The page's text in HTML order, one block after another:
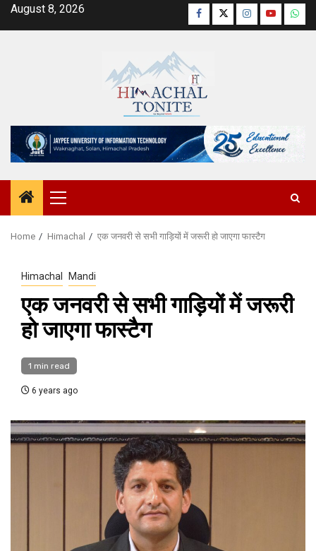
SkipAugust 8, 2026 Facebook
TwitterInstagram
YouTube
Primary
Menu
Home Himachal एक जनवरी से सभी गाड़ियों में जरूरी हो जाएगा फास्टैग
Himachal Mandi
एक जनवरी से सभी गाड़ियों में जरूरी
हो जाएगा फास्टैग
1 min read
6 years ago